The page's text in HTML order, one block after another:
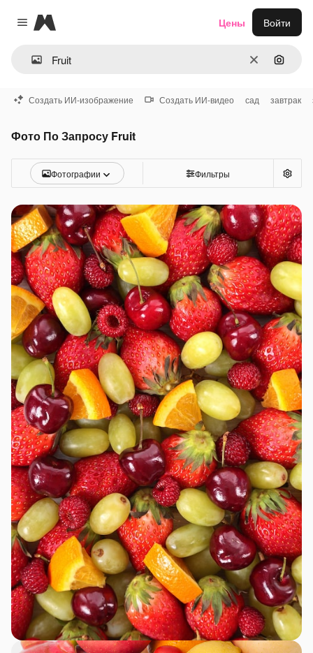
Close menu
Magnific
ОчиститьПоиск
Цены Войти
Создать ИИ-изображение Создать ИИ-видео сад завтрак
Фото По Запросу Fruit
Фотографии Фильтры